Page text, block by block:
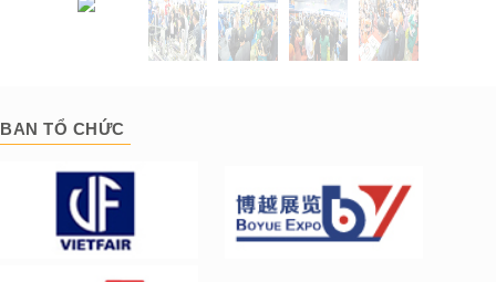
BAN TỔ CHỨC